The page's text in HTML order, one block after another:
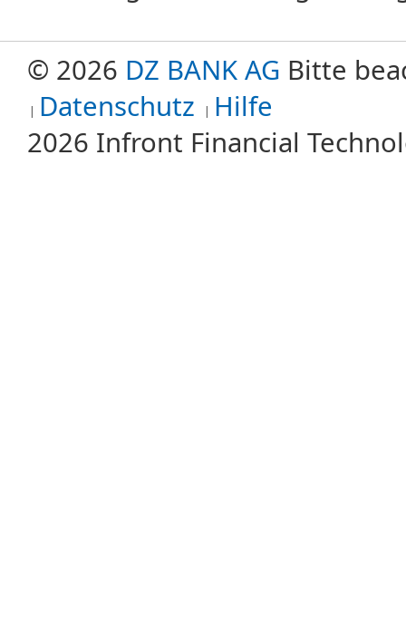
© 2026 DZ BANK AG Bitte
Datenschutz Hilfe
2026 Infront Financial